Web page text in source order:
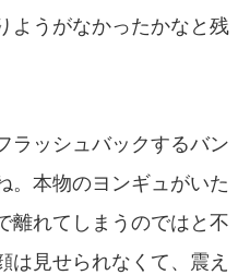
ようがなかったかなと残
ラッシュバックするバン
。本物のヨンギュがいた
離れてしまうのではと不
は見せられなくて、震え